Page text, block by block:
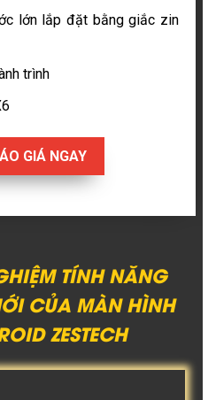
GIÁ NGAY
trình
lớn lắp đặt bằng giắc zin
TÍNH NĂNG
CỦA MÀN HÌNH
ZESTECH